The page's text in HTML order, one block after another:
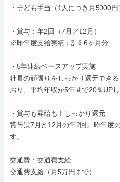
・子ども手当（1人につき月5000円
・賞与：年2回（7月／12月）
※昨年度支給実績：計6.6ヶ月分
・5年連続ベースアップ実施
社員の頑張りをしっかり還元でき
おり、平均年収が5年間で20％UPし
・賞与も昇給も！しっかり還元
賞与は7月と12月の年2回。昨年度
す。
交通費：交通費支給
交通費支給（月5万円まで）